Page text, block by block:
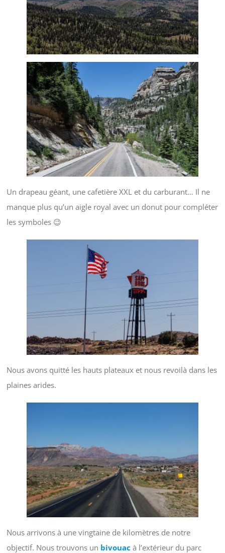
Un drapeau géant, une cafetière XXL et du carburant… Il ne
manque plus qu’un aigle royal avec un donut pour compléter
les symboles 😉
Nous avons quitté les hauts plateaux et nous revoilà dans les
plaines arides.
Nous arrivons à une vingtaine de kilomètres de notre
objectif. Nous trouvons un bivouac à l’extérieur du parc